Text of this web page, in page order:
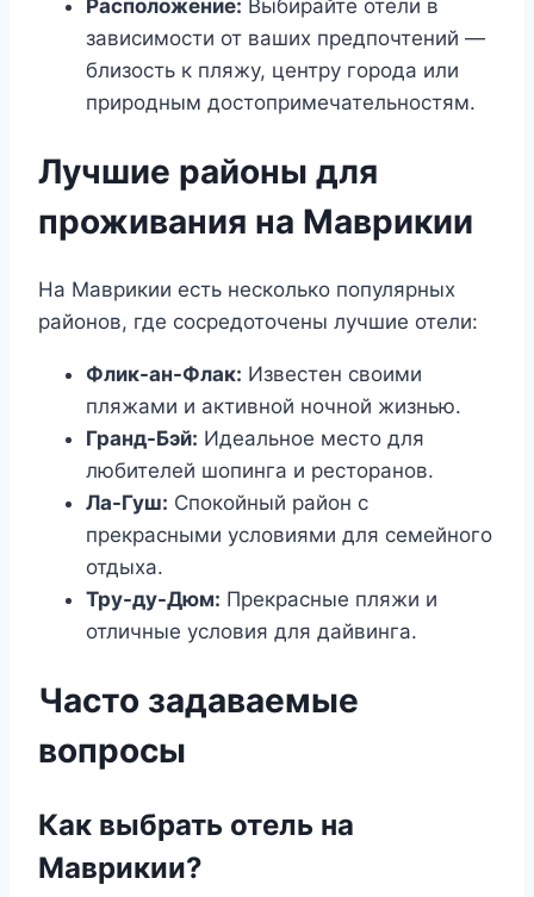
Расположение: Выбирайте отели в
зависимости от ваших предпочтений —
близость к пляжу, центру города или
природным достопримечательностям.
Лучшие районы для
проживания на Маврикии
На Маврикии есть несколько популярных
районов, где сосредоточены лучшие отели:
Флик-ан-Флак: Известен своими
пляжами и активной ночной жизнью.
Гранд-Бэй: Идеальное место для
любителей шопинга и ресторанов.
Ла-Гуш: Спокойный район с
прекрасными условиями для семейного
отдыха.
Тру-ду-Дюм: Прекрасные пляжи и
отличные условия для дайвинга.
Часто задаваемые
вопросы
Как выбрать отель на
Маврикии?